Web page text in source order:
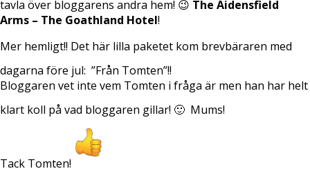
tavla över bloggarens andra hem! 😉 The Aidensfield
Arms – The Goathland Hotel!
Mer hemligt!! Det här lilla paketet kom brevbäraren med
dagarna före jul: ”Från Tomten”!!
Bloggaren vet inte vem Tomten i fråga är men han har helt
klart koll på vad bloggaren gillar! 🙂 Mums!
Tack Tomten!